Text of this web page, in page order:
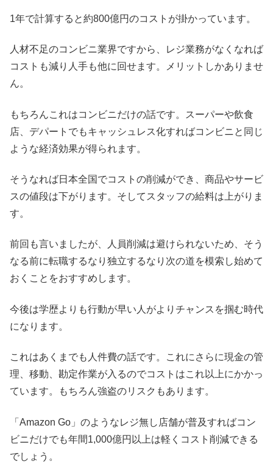
1年で計算すると約800億円のコストが掛かっています。
人材不足のコンビニ業界ですから、レジ業務がなくなれば
コストも減り人手も他に回せます。メリットしかありませ
ん。
もちろんこれはコンビニだけの話です。スーパーや飲食
店、デパートでもキャッシュレス化すればコンビニと同じ
ような経済効果が得られます。
そうなれば日本全国でコストの削減ができ、商品やサービ
スの値段は下がります。そしてスタッフの給料は上がりま
す。
前回も言いましたが、人員削減は避けられないため、そう
なる前に転職するなり独立するなり次の道を模索し始めて
おくことをおすすめします。
今後は学歴よりも行動が早い人がよりチャンスを掴む時代
になります。
これはあくまでも人件費の話です。これにさらに現金の管
理、移動、勘定作業が入るのでコストはこれ以上にかかっ
ています。もちろん強盗のリスクもあります。
「Amazon Go」のようなレジ無し店舗が普及すればコン
ビニだけでも年間1,000億円以上は軽くコスト削減できる
でしょう。